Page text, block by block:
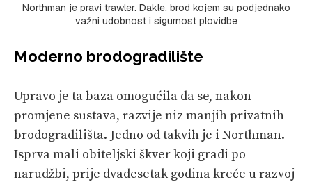
Northman je pravi trawler. Dakle, brod kojem su podjednako
važni udobnost i sigurnost plovidbe
Moderno brodogradilište
Upravo je ta baza omogućila da se, nakon
promjene sustava, razvije niz manjih privatnih
brodogradilišta. Jedno od takvih je i Northman.
Isprva mali obiteljski škver koji gradi po
narudžbi, prije dvadesetak godina kreće u razvoj